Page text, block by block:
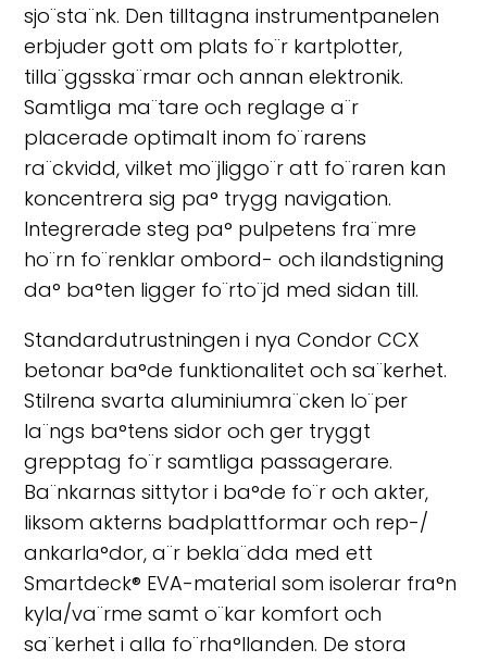
sjo¨sta¨nk. Den tilltagna instrumentpanelen
erbjuder gott om plats fo¨r kartplotter,
tilla¨ggsska¨rmar och annan elektronik.
Samtliga ma¨tare och reglage a¨r
placerade optimalt inom fo¨rarens
ra¨ckvidd, vilket mo¨jliggo¨r att fo¨raren kan
koncentrera sig pa° trygg navigation.
Integrerade steg pa° pulpetens fra¨mre
ho¨rn fo¨renklar ombord- och ilandstigning
da° ba°ten ligger fo¨rto¨jd med sidan till.
Standardutrustningen i nya Condor CCX
betonar ba°de funktionalitet och sa¨kerhet.
Stilrena svarta aluminiumra¨cken lo¨per
la¨ngs ba°tens sidor och ger tryggt
grepptag fo¨r samtliga passagerare.
Ba¨nkarnas sittytor i ba°de fo¨r och akter,
liksom akterns badplattformar och rep-/
ankarla°dor, a¨r bekla¨dda med ett
Smartdeck® EVA-material som isolerar fra°n
kyla/va¨rme samt o¨kar komfort och
sa¨kerhet i alla fo¨rha°llanden. De stora